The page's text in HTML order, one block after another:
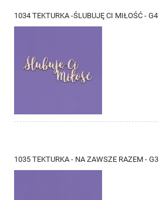
1034 TEKTURKA -ŚLUBUJĘ CI MIŁOŚĆ - G4
1035 TEKTURKA - NA ZAWSZE RAZEM - G3